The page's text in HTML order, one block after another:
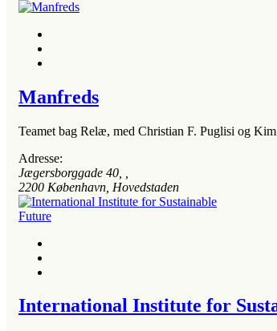
Manfreds
Teamet bag Relæ, med Christian F. Puglisi og
Adresse:
Jægersborggade 40
2200 København, Hovedstaden
International Institute for